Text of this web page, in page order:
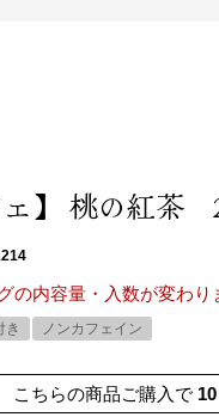
ェ】 桃の紅茶
の内容量・入数が変わり
き ノンカフェイン
こちらの商品ご購入で 10